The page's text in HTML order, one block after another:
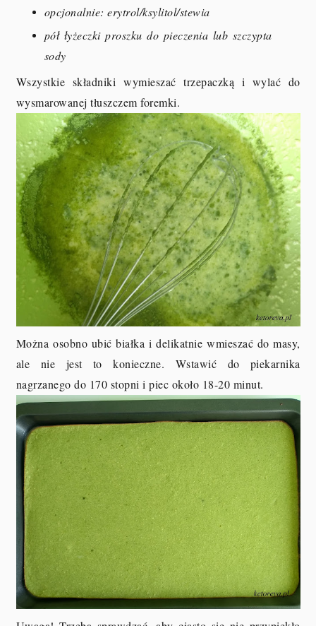
opcjonalnie: erytrol/ksylitol/stewia
pół łyżeczki proszku do pieczenia lub szczypta
sody
Wszystkie składniki wymieszać trzepaczką i wylać do
wysmarowanej tłuszczem foremki.
Można osobno ubić białka i delikatnie wmieszać do masy,
ale nie jest to konieczne. Wstawić do piekarnika
nagrzanego do 170 stopni i piec około 18-20 minut.